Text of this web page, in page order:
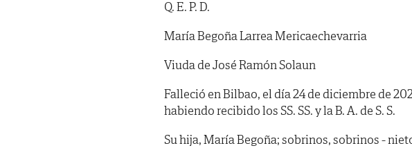
Q. E. P. D.
María Begoña Larrea Mericaechevarria
Viuda de José Ramón Solaun
Falleció en Bilbao, el día 24 de diciembre de
habiendo recibido los SS. SS. y la B. A. de S. S.
Su hija, María Begoña; sobrinos, sobrinos -